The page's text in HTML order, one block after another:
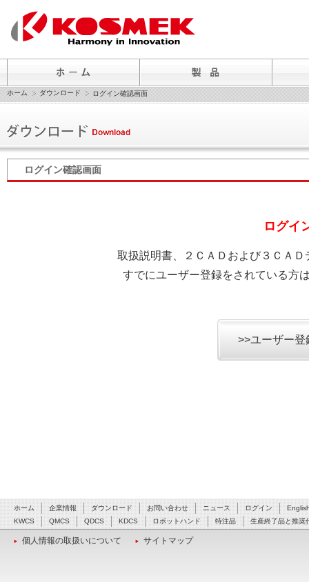
ホーム ダウンロード ログイン確認画面
ログイン確認画面
ログイ
取扱説明書、２ＣＡＤおよび３ＣＡ
すでにユーザー登録をされている方
>>ユーザー
ホーム 企業情報 ダウンロード お問い合わせ ニュース ログイン
KWCS
QMCS QDCS KDCS ロボットハンド 特注品 生産終了品と推奨
個人情報の取扱いについて サイトマップ